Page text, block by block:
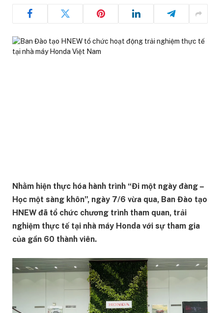
Nhằm hiện thực hóa hành trình “Đi một ngày đàng –
Học một sàng khôn”, ngày 7/6 vừa qua, Ban Đào tạo
HNEW đã tổ chức chương trình tham quan, trải
nghiệm thực tế tại nhà máy Honda với sự tham gia
của gần 60 thành viên.